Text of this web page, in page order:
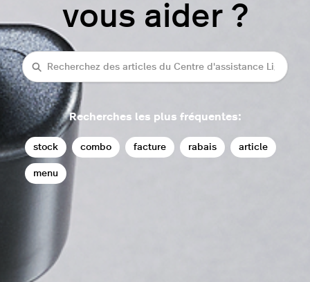
vous aider ?
rechercher
Recherches les plus fréquentes:
stock combo facture rabais article
menu